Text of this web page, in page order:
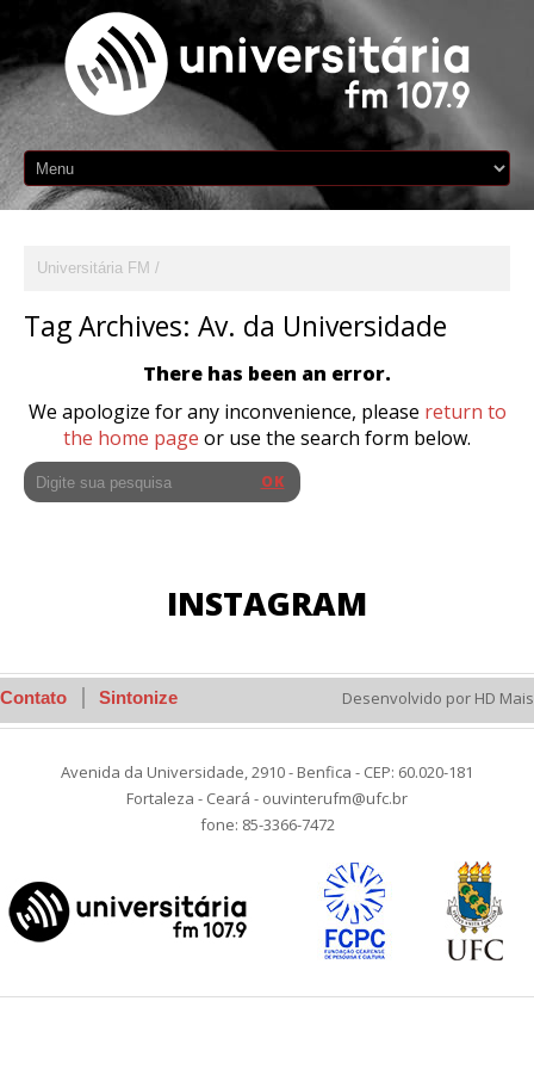
Universitária FM
Tag Archives: Av. da Universidade
There has been an error.
We apologize for any inconvenience, please return to
the home page or use the search form below.
INSTAGRAM
Contato Sintonize Desenvolvido por HD Mais
Avenida da Universidade, 2910 - Benfica - CEP: 60.020-181
Fortaleza - Ceará - ouvinterufm@ufc.br
fone: 85-3366-7472